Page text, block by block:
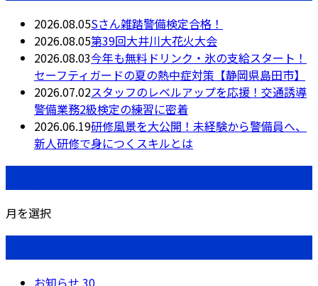
2026.08.05Sさん雑踏警備検定合格！
2026.08.05第39回大井川大花火大会
2026.08.03今年も無料ドリンク・氷の支給スタート！
セーフティガードの夏の熱中症対策【静岡県島田市】
2026.07.02スタッフのレベルアップを応援！交通誘導
警備業務2級検定の練習に密着
2026.06.19研修風景を大公開！未経験から警備員へ、
新人研修で身につくスキルとは
月を選択
お知らせ 30